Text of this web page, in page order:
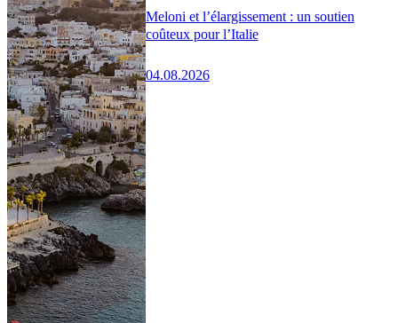
Meloni et l’élargissement : un soutien
coûteux pour l’Italie
04.08.2026